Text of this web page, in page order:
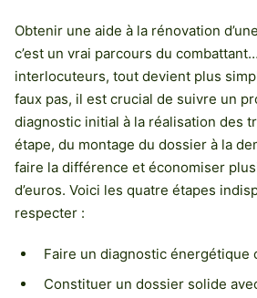
Obtenir une aide à la rénovation
c’est un vrai parcours du
interlocuteurs, tout devient plus
faux pas, il est crucial de suivre un
diagnostic initial à la réalisation des
étape, du montage du dossier à la
faire la différence et économiser
d’euros. Voici les quatre étapes
respecter :
Faire un diagnostic énergétique
Constituer un dossier solide